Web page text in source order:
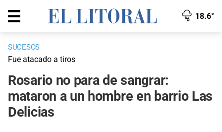
18.6°
SUCESOS
Fue atacado a tiros
Rosario no para de sangrar:
mataron a un hombre en barrio Las
Delicias